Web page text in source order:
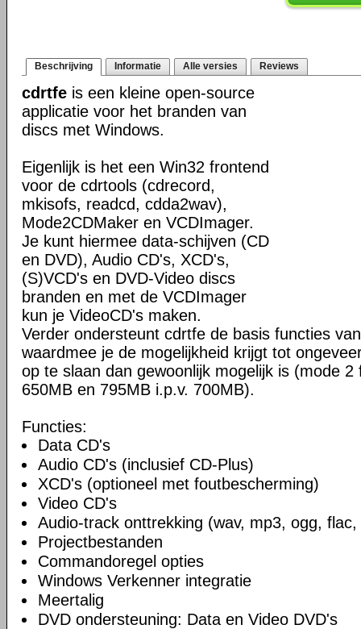
Beschrijving Informatie Alle versies Reviews
cdrtfe is een kleine open-source
applicatie voor het branden van
discs met Windows.
Eigenlijk is het een Win32 frontend
voor de cdrtools (cdrecord,
mkisofs, readcd, cdda2wav),
Mode2CDMaker en VCDImager.
Je kunt hiermee data-schijven (CD
en DVD), Audio CD's, XCD's,
(S)VCD's en DVD-Video discs
branden en met de VCDImager
kun je VideoCD's maken.
Verder ondersteunt cdrtfe de basis functies
waardmee je de mogelijkheid krijgt tot
op te slaan dan gewoonlijk mogelijk is (mode
650MB en 795MB i.p.v. 700MB).
Functies:
Data CD's
Audio CD's (inclusief CD-Plus)
XCD's (optioneel met foutbescherming)
Video CD's
Audio-track onttrekking (wav, mp3, ogg, flac,
Projectbestanden
Commandoregel opties
Windows Verkenner integratie
Meertalig
DVD ondersteuning: Data en Video DVD's